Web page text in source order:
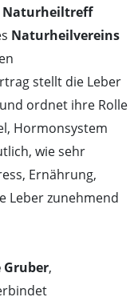
Naturheiltreff
Naturheilvereins
stellt die Leber
ordnet ihre Rolle
Hormonsystem
wie sehr
Ernährung,
Leber zunehmend
Gruber,